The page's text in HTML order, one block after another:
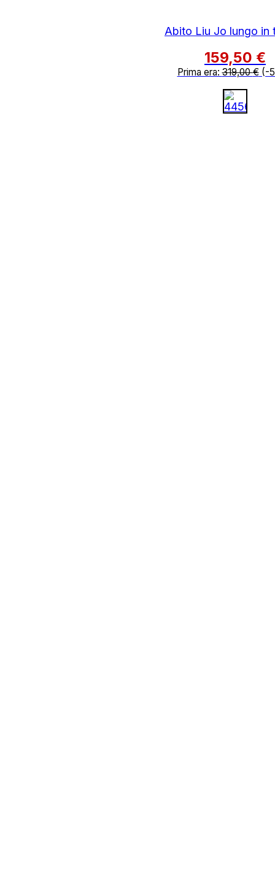
Abito Liu Jo lungo in
159,50 €
Prima era:319,00€(-